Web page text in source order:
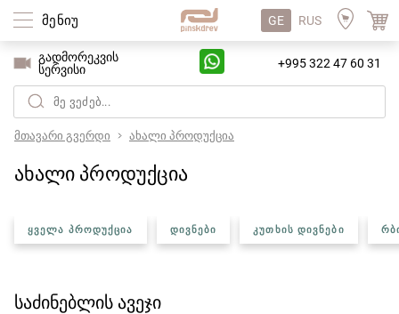
მენიუ GE RUS
გადმორეკვის
სერვისი
+995 322 47 60 31
მთავარი გვერდი ახალი პროდუქცია
ახალი პროდუქცია
ᲧᲕᲔᲚᲐ ᲞᲠᲝᲓᲣᲥᲪᲘᲐ ᲓᲘᲕᲜᲔᲑᲘ ᲙᲣᲗᲮᲘᲡ ᲓᲘᲕᲜᲔᲑᲘ
საძინებლის ავეჯი